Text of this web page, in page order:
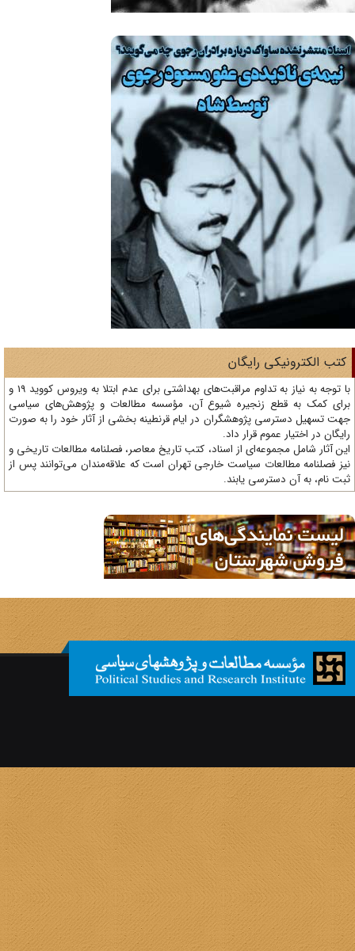
الکترونیکی رایگان
با توجه به نیاز به تداوم مراقبت‌های بهداشتی برای عدم ابتلا به ویروس کووید 19 و
کمک به قطع زنجیره شیوع آن، مؤسسه مطالعات و پژوهش‌های سیاسی
تسهیل دسترسی پژوهشگران در ایام قرنطینه بخشی از آثار خود را به صورت
در اختیار عموم قرار داد.
آثار شامل مجموعه‌ای از اسناد، کتب تاریخ معاصر، فصلنامه‌ مطالعات تاریخی و
فصلنامه مطالعات سیاست خارجی تهران است که علاقه‌مندان می‌توانند پس از
نام، به آن دسترسی یابند.